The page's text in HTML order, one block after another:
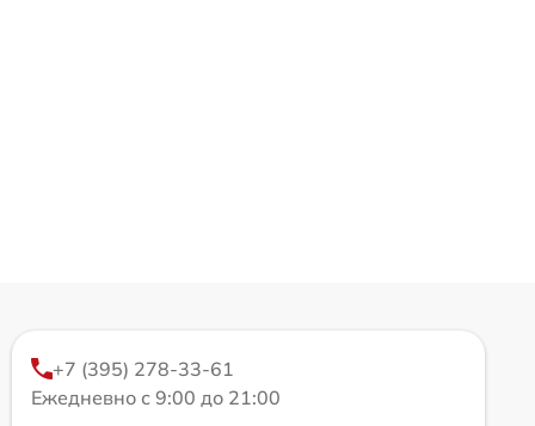
+7 (395) 278-33-61
Ежедневно с 9:00 до 21:00